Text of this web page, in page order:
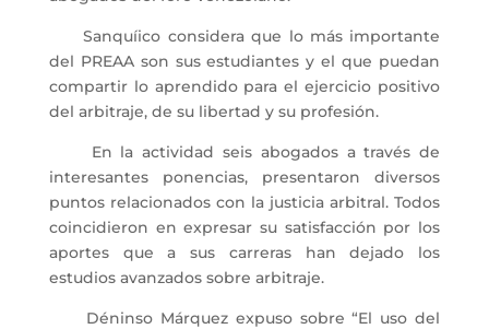
Sanquíico considera que lo más importante
del PREAA son sus estudiantes y el que puedan
compartir lo aprendido para el ejercicio positivo
del arbitraje, de su libertad y su profesión.
En la actividad seis abogados a través de
interesantes ponencias, presentaron diversos
puntos relacionados con la justicia arbitral. Todos
coincidieron en expresar su satisfacción por los
aportes que a sus carreras han dejado los
estudios avanzados sobre arbitraje.
Déninso Márquez expuso sobre “El uso del